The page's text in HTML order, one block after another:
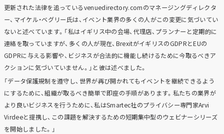
更新された法律を追っているvenuedirectory.comのマネージングディレクタ
ー、マイケル・ベグリー氏は、イベント業界の多くの人がこの変更に気づいてい
ないと述べています。「私はイギリス中の会場、代理店、プランナーと定期的に
連絡を取っていますが、多くの人が現在、BrexitがイギリスのGDPRとEUの
GDPRに与える影響や、ビジネスが合法的に機能し続けるために今取るべきア
クションに気づいていません。」と彼は述べました。
「データ保護規制を遵守し、世界が再び開かれてもイベントを継続できるよう
にするために、組織が取るべき簡単で即座の手順があります。私たちの業界が
より良いビジネスを行うために、私はSmartec社のプライバシー専門家Arvi
Virdeeと提携し、この課題を解決するための短期集中型のウェビナーシリーズ
を開始しました。」